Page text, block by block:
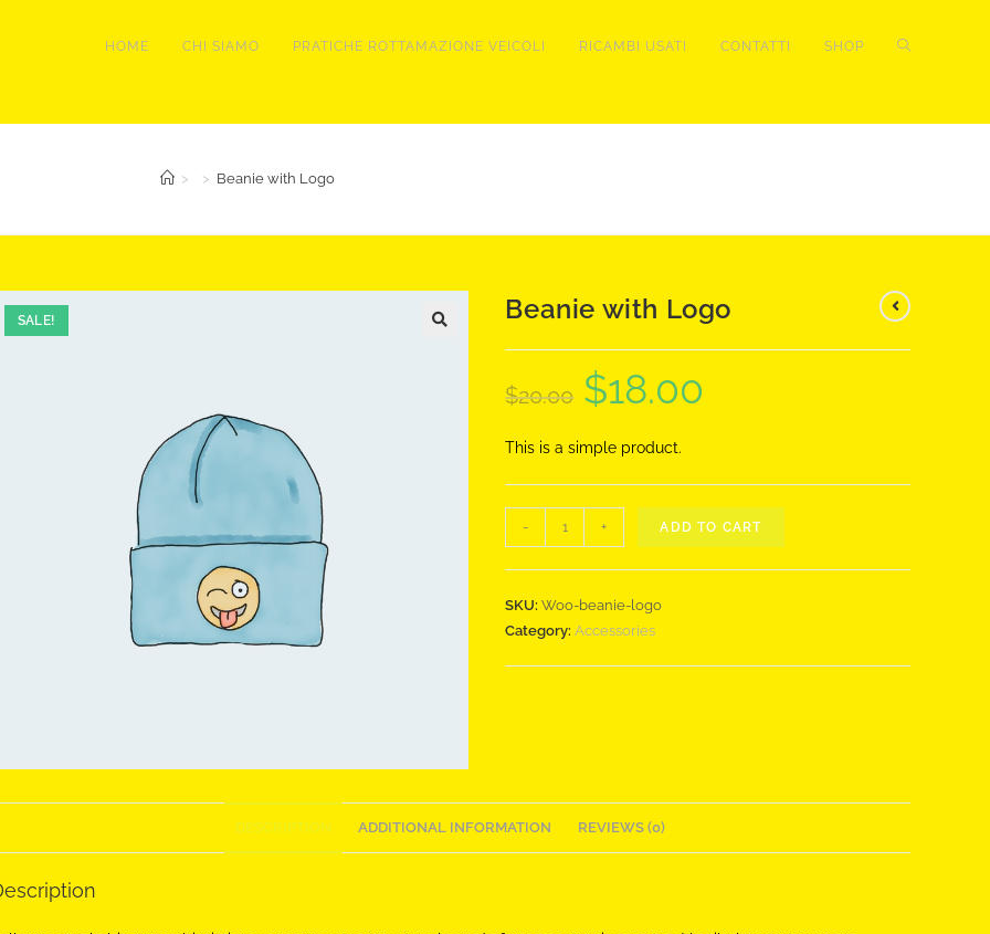
HOME CHI SIAMO PRATICHE ROTTAMAZIONE VEICOLI RICAMBI USATI CONTATTI SHOP
> > Beanie with Logo
SALE! Beanie with Logo
$20.00 $18.00
This is a simple product.
with
Logo
quantity
- + ADD TO CART
SKU:Woo-beanie-logo
Category:Accessories
DESCRIPTION ADDITIONAL INFORMATION REVIEWS (0)